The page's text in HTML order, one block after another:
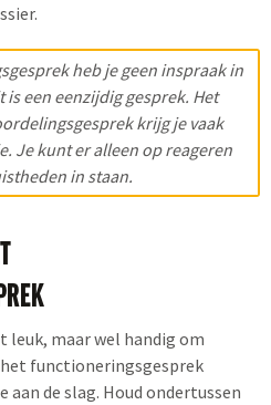
heb je geen inspraak in
is een eenzijdig gesprek. Het
krijg je vaak
Je kunt er alleen op reageren
in staan.
leuk, maar wel handig om
functioneringsgesprek
aan de slag. Houd ondertussen